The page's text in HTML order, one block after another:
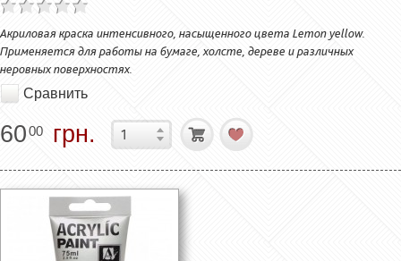
Акриловая краска интенсивного, насыщенного цвета Lemon yellow.
Применяется для работы на бумаге, холсте, дереве и различных
неровных поверхностях.
Сравнить
6000 грн.